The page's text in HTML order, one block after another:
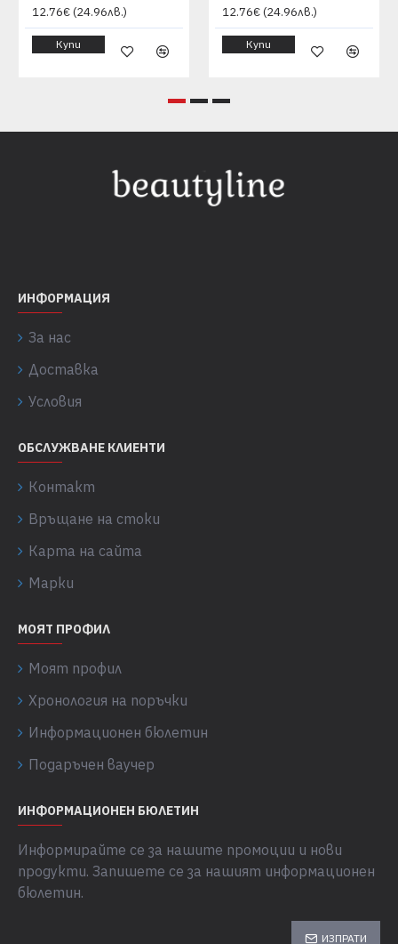
12.76€ (24.96лв.)
Купи
12.76€ (24.96лв.)
Купи
ИНФОРМАЦИЯ
За нас
Доставка
Условия
ОБСЛУЖВАНЕ КЛИЕНТИ
Контакт
Връщане на стоки
Карта на сайта
Марки
МОЯТ ПРОФИЛ
Моят профил
Хронология на поръчки
Информационен бюлетин
Подаръчен ваучер
ИНФОРМАЦИОНЕН БЮЛЕТИН
Информирайте се за нашите промоции и нови
продукти. Запишете се за нашият информационен
бюлетин.
ИЗПРАТИ